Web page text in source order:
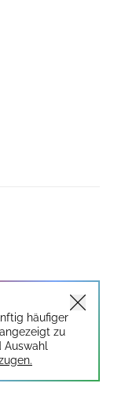
häufiger
zu
Auswahl